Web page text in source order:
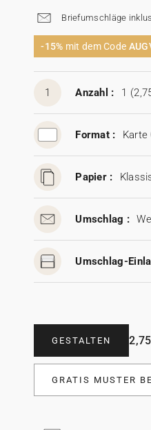
Briefumschläge
-15% mit dem Code
1 Anzahl : 1
Format : Karte
Papier :
Umschlag :
Umschlag-
GESTALTEN
GRATIS MUSTER